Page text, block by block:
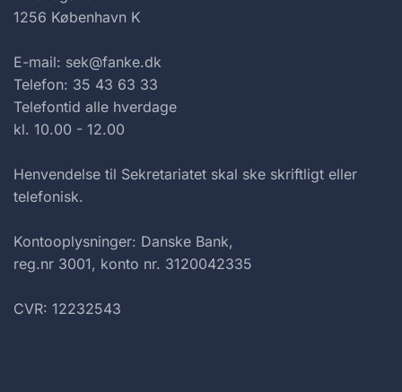
1256 København K
E-mail: sek@fanke.dk
Telefon: 35 43 63 33
Telefontid alle hverdage
kl. 10.00 - 12.00
Henvendelse til Sekretariatet skal ske skriftligt eller
telefonisk.
Kontooplysninger: Danske Bank,
reg.nr 3001, konto nr. 3120042335
CVR: 12232543